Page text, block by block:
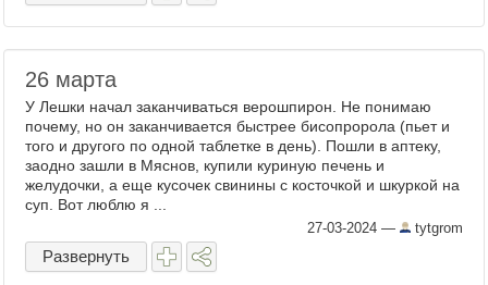
26 марта
У Лешки начал заканчиваться верошпирон. Не понимаю
почему, но он заканчивается быстрее бисопророла (пьет и
того и другого по одной таблетке в день). Пошли в аптеку,
заодно зашли в Мяснов, купили куриную печень и
желудочки, а еще кусочек свинины с косточкой и шкуркой на
суп. Вот люблю я ...
27-03-2024 — tytgrom
Развернуть